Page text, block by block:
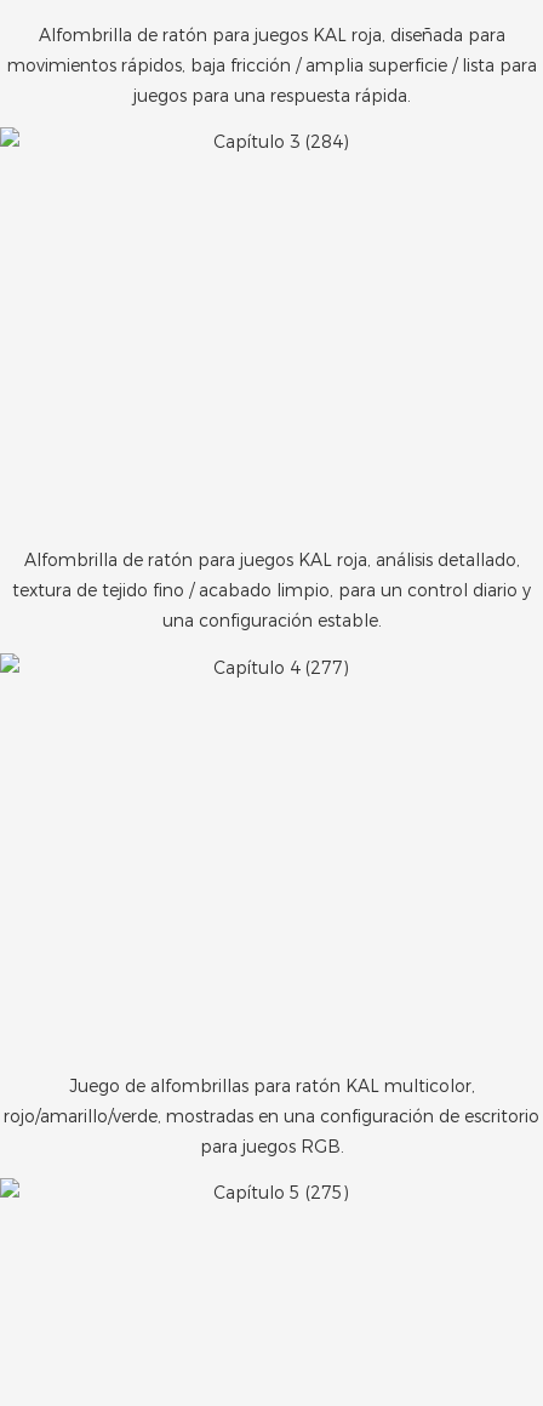
Alfombrilla de ratón para juegos KAL roja, diseñada para
movimientos rápidos, baja fricción / amplia superficie / lista para
juegos para una respuesta rápida.
Alfombrilla de ratón para juegos KAL roja, análisis detallado,
textura de tejido fino / acabado limpio, para un control diario y
una configuración estable.
Juego de alfombrillas para ratón KAL multicolor,
rojo/amarillo/verde, mostradas en una configuración de escritorio
para juegos RGB.